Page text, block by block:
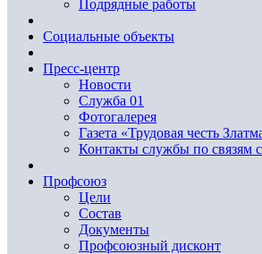
Подрядные работы
Социальные объекты
Пресс-центр
Новости
Служба 01
Фотогалерея
Газета «Трудовая честь
Контакты службы по связям
Профсоюз
Цели
Состав
Документы
Профсоюзный дисконт